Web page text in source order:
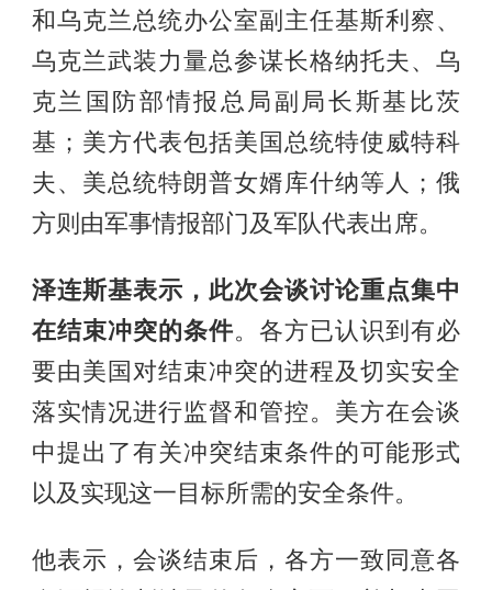
和乌克兰总统办公室副主任基斯利察、
乌克兰武装力量总参谋长格纳托夫、乌
克兰国防部情报总局副局长斯基比茨
基；美方代表包括美国总统特使威特科
夫、美总统特朗普女婿库什纳等人；俄
方则由军事情报部门及军队代表出席。
泽连斯基表示，此次会谈讨论重点集中
在结束冲突的条件。各方已认识到有必
要由美国对结束冲突的进程及切实安全
落实情况进行监督和管控。美方在会谈
中提出了有关冲突结束条件的可能形式
以及实现这一目标所需的安全条件。
他表示，会谈结束后，各方一致同意各